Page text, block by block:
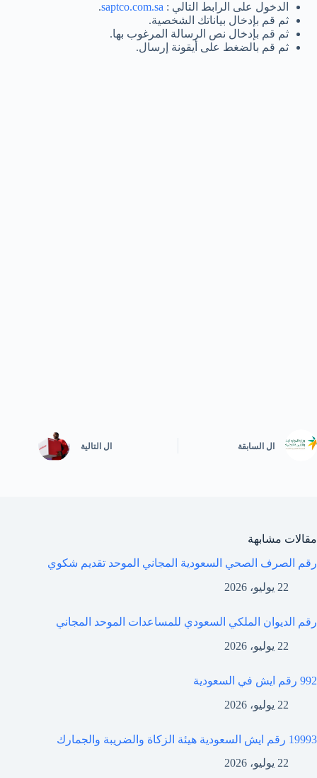
الدخول على الرابط التالي : saptco.com.sa
.
ثم قم بإدخال بياناتك الشخصية.
ثم قم بإدخال نص الرسالة المرغوب بها.
ثم قم بالضغط على أيقونة إرسال.
ال السابقة ال التالية
مقالات مشابهة
رقم الصرف الصحي السعودية المجاني الموحد تقديم شكوي
22 يوليو، 2026
رقم الديوان الملكي السعودي للمساعدات الموحد المجاني
22 يوليو، 2026
992 رقم ايش في السعودية
22 يوليو، 2026
19993 رقم ايش السعودية هيئة الزكاة والضريبة والجمارك
22 يوليو، 2026